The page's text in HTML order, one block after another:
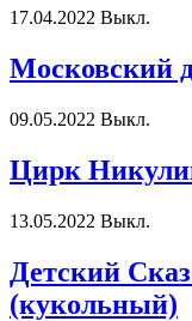
17.04.2022 Выкл.
Московский
09.05.2022 Выкл.
Цирк
13.05.2022 Выкл.
Детский
(кукольный)